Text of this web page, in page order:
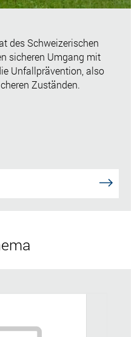
des Schweizerischen
sicheren Umgang mit
Unfallprävention, also
Zuständen.